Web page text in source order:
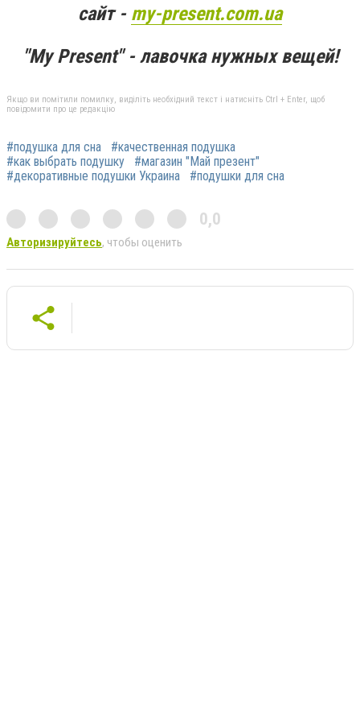
сайт - my-present.com.ua
"My Present" - лавочка нужных вещей!
Якщо ви помітили помилку, виділіть необхідний текст і натисніть Ctrl + Enter, щоб
повідомити про це редакцію
#подушка для сна
#качественная подушка
#как выбрать подушку
#магазин "Май презент"
#декоративные подушки Украина
#подушки для сна
0,0
Авторизируйтесь, чтобы оценить